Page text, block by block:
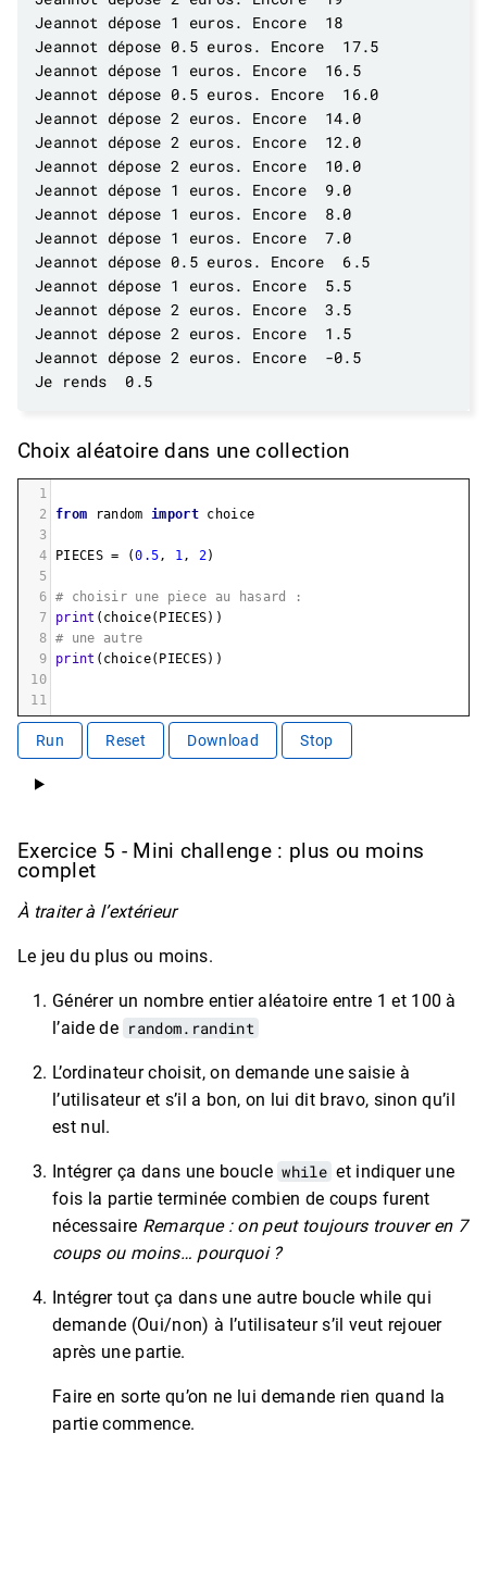
Jeannot dépose 1 euros. Encore  16.5
Jeannot dépose 2 euros. Encore  14.0
Jeannot dépose 2 euros. Encore  12.0
Jeannot dépose 2 euros. Encore  10.0
Jeannot dépose 2 euros. Encore  -0.5
Choix aléatoire dans une collection
1
2
from random import choice
3
4
PIECES = (0.5 , 1 , 2)
5
6 # choisir une piece au hasard :
7
print ( choice( PIECES))
8 # une autre
9
print ( choice( PIECES))
10
11
Run Reset Download Stop
Exercice 5 - Mini challenge : plus ou moins
complet
À traiter à l’extérieur
Le jeu du plus ou moins.
Générer un nombre entier aléatoire entre 1 et 100 à
l’aide de random.randint
L’ordinateur choisit, on demande une saisie à
l’utilisateur et s’il a bon, on lui dit bravo, sinon qu’il
est nul.
Intégrer ça dans une boucle while et indiquer une
fois la partie terminée combien de coups furent
nécessaire Remarque : on peut toujours trouver en 7
coups ou moins… pourquoi ?
Intégrer tout ça dans une autre boucle while qui
demande (Oui/non) à l’utilisateur s’il veut rejouer
après une partie.
Faire en sorte qu’on ne lui demande rien quand la
partie commence.